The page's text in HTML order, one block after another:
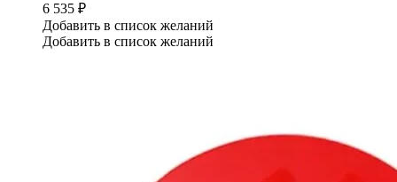
6 535 ₽
Добавить в список желаний
Добавить в список желаний